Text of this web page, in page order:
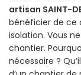
artisan SAINT-
bénéficier de ce
isolation. Vous
chantier.
nécessaire ?